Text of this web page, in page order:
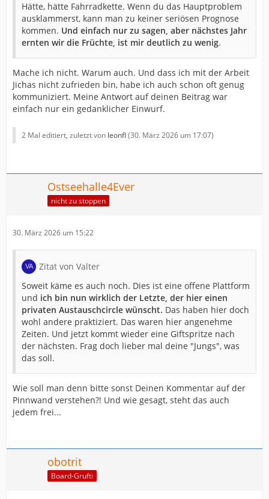
Hätte, hätte Fahrradkette. Wenn du das Hauptproblem
ausklammerst, kann man zu keiner seriösen Prognose
kommen. Und einfach nur zu sagen, aber nächstes Jahr
ernten wir die Früchte, ist mir deutlich zu wenig.
Mache ich nicht. Warum auch. Und dass ich mit der Arbeit
Jichas nicht zufrieden bin, habe ich auch schon oft genug
kommuniziert. Meine Antwort auf deinen Beitrag war
einfach nur ein gedanklicher Einwurf.
2 Mal editiert, zuletzt von leonfl (30. März 2026 um 17:07)
Ostseehalle4Ever
nicht zu stoppen
30. März 2026 um 15:22
Zitat von Valter
Soweit käme es auch noch. Dies ist eine offene Plattform
und ich bin nun wirklich der Letzte, der hier einen
privaten Austauschcircle wünscht. Das haben hier doch
wohl andere praktiziert. Das waren hier angenehme
Zeiten. Und jetzt kommt wieder eine Giftspritze nach
der nächsten. Frag doch lieber mal deine "Jungs", was
das soll.
Wie soll man denn bitte sonst Deinen Kommentar auf der
Pinnwand verstehen?! Und wie gesagt, steht das auch
jedem frei...
obotrit
Board-Grufti